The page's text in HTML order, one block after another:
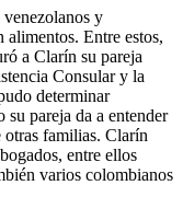
y
alimentos. Entre estos,
a Clarín su pareja
Consular y la
determinar
pareja da a entender
otras familias. Clarín
entre ellos
varios colombianos